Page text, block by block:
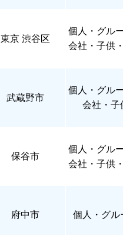
東京 渋谷区
個人
・グル
会社・子供
武蔵野市
個人
・グル
会社・子
保谷市
個人
・グル
会社・子供
府中市 個人 ・グ